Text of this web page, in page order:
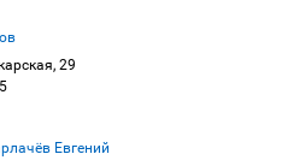
29
Евгений